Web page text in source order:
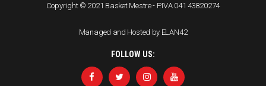
Copyright © 2021 Basket Mestre - P.IVA 041 43820274
Managed and Hosted by ELAN42
FOLLOW US: